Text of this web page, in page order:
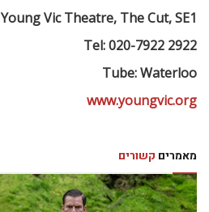
Young Vic Theatre, The Cut, SE1
Tel: 020-7922 2922
Tube: Waterloo
www.youngvic.org
מאמרים קשורים